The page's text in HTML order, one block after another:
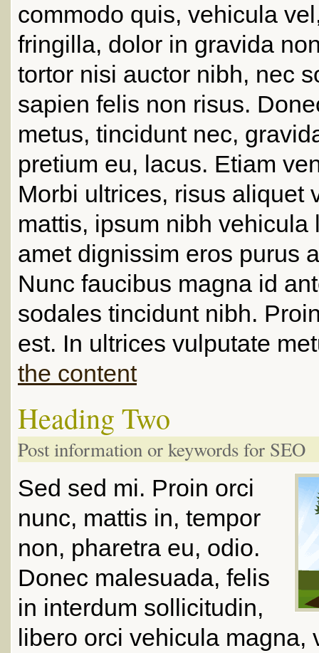
commodo quis, vehicula
fringilla, dolor in gravida
tortor nisi auctor nibh, nec
sapien felis non risus.
metus, tincidunt nec,
pretium eu, lacus. Etiam
Morbi ultrices, risus aliquet
mattis, ipsum nibh vehicula
amet dignissim eros purus
Nunc faucibus magna id
sodales tincidunt nibh.
est. In ultrices vulputate
the content
Heading Two
Post information or keywords for SEO
Sed sed mi. Proin orci
nunc, mattis in, tempor
non, pharetra eu, odio.
Donec malesuada, felis
in interdum sollicitudin,
libero orci vehicula magna,